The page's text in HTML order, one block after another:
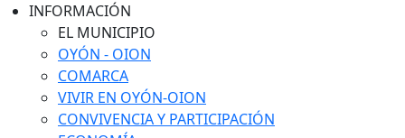
INFORMACIÓN
EL MUNICIPIO
OYÓN - OION
COMARCA
VIVIR EN OYÓN-OION
CONVIVENCIA Y PARTICIPACIÓN